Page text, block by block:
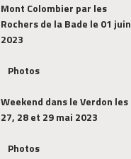
Mont Colombier par les
Rochers de la Bade le 01 juin
2023
Photos
Weekend dans le Verdon les
27, 28 et 29 mai 2023
Photos